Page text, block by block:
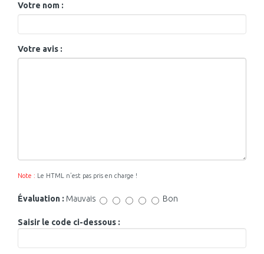
Votre nom :
Votre avis :
Note : Le HTML n’est pas pris en charge !
Évaluation : Mauvais Bon
Saisir le code ci-dessous :